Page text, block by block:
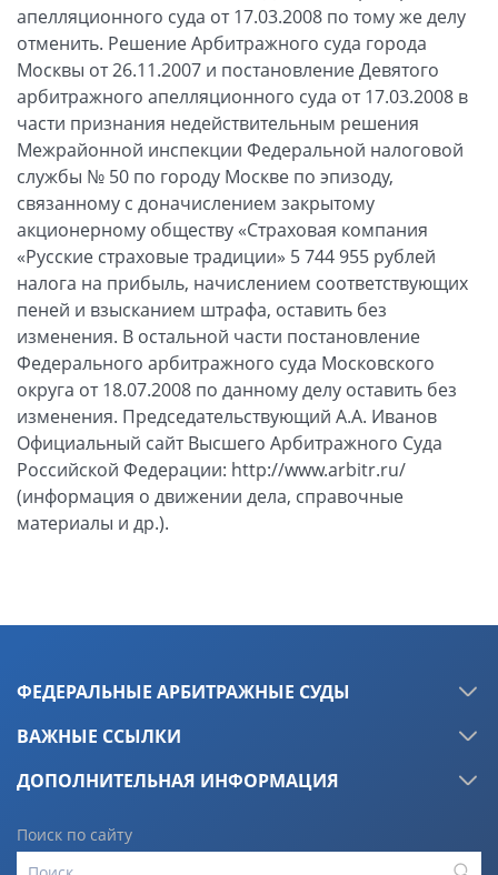
ФЕДЕРАЛЬНЫЕ АРБИТРАЖНЫЕ СУДЫ
ВАЖНЫЕ ССЫЛКИ
ДОПОЛНИТЕЛЬНАЯ ИНФОРМАЦИЯ
Поиск по сайту